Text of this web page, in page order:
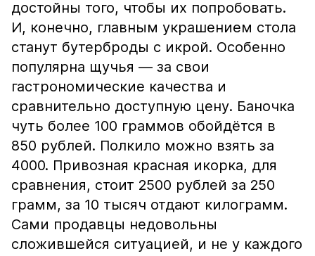
достойны того, чтобы их попробовать.
И, конечно, главным украшением стола
станут бутерброды с икрой. Особенно
популярна щучья — за свои
гастрономические качества и
сравнительно доступную цену. Баночка
чуть более 100 граммов обойдётся в
850 рублей. Полкило можно взять за
4000. Привозная красная икорка, для
сравнения, стоит 2500 рублей за 250
грамм, за 10 тысяч отдают килограмм.
Сами продавцы недовольны
сложившейся ситуацией, и не у каждого